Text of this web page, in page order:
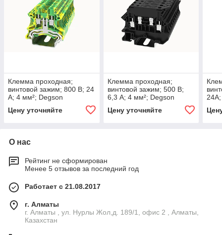
Клемма проходная;
винтовой зажим; 800 В; 24
А; 4 мм²; Degson
Цену уточняйте
Клемма проходная;
винтовой зажим; 500 В;
6,3 А; 4 мм²; Degson
Цену уточняйте
О нас
Рейтинг не сформирован
Менее 5 отзывов за последний год
Работает с 21.08.2017
г. Алматы
г. Алматы , ул. Нурлы Жол,д. 189/1, офис 2 , Алматы,
Казахстан